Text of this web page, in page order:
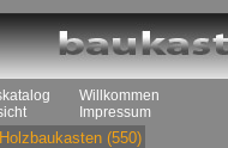
Willkommen
Impressum
Holzbaukasten (550)